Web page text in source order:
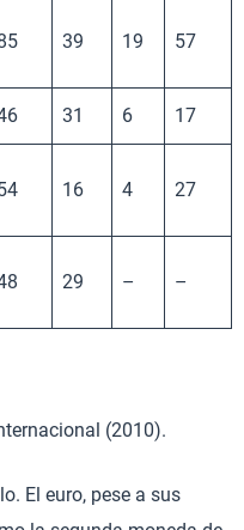
39 19 57
31 6 17
16 4 27
29 – –
(2010).
El euro, pese a sus